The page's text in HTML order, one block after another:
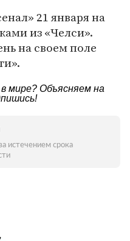
21 января на
из «Челси».
на своем поле
мире? Объясняем на
истечением срока